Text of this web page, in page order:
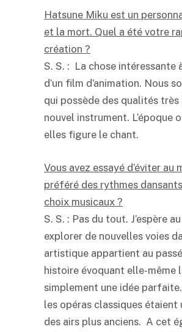
Hatsune Miku est un
et la mort. Quel a été votre
création ?
S. S. : La chose intéressante
d’un film d’animation. Nous
qui possède des qualités très
nouvel instrument. L’époque
elles figure le chant.
Vous avez essayé d’éviter
préféré des rythmes
choix musicaux ?
S. S. : Pas du tout. J’espère
explorer de nouvelles voies
artistique appartient au
histoire évoquant elle-même
simplement une idée
les opéras classiques
des airs plus anciens. A cet